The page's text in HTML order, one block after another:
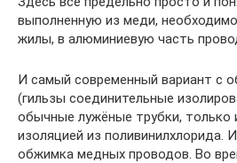
выполненную из меди,
жилы, в алюминиевую часть
И самый современный вариант с
(гильзы соединительные
обычные лужёные трубки, только
изоляцией из поливинилхлорида.
обжимка медных проводов. Во